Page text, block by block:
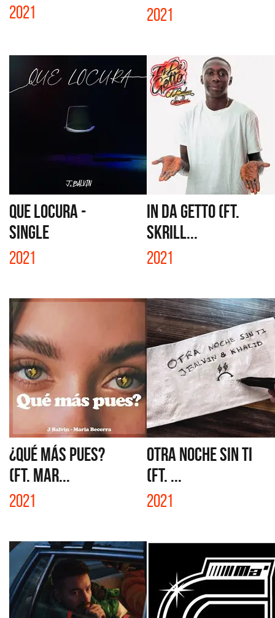
2021 2021
QUE LOCURA -
SINGLE
2021
IN DA GETTO (FT.
SKRILL...
2021
¿QUÉ MÁS PUES?
(FT. MAR...
2021
OTRA NOCHE SIN TI
(FT. ...
2021